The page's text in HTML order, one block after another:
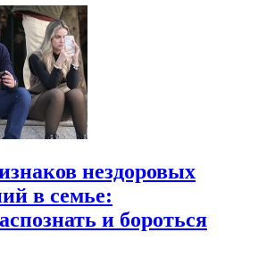
нездоровых
в семье:
и бороться